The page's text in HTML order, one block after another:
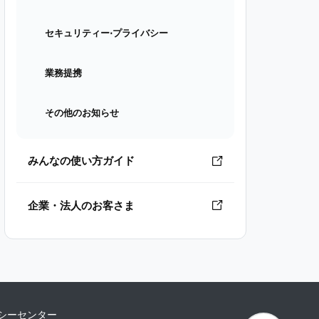
セキュリティー⋅プライバシー
業務提携
その他のお知らせ
みんなの使い方ガイド
企業・法人のお客さま
ーセンター